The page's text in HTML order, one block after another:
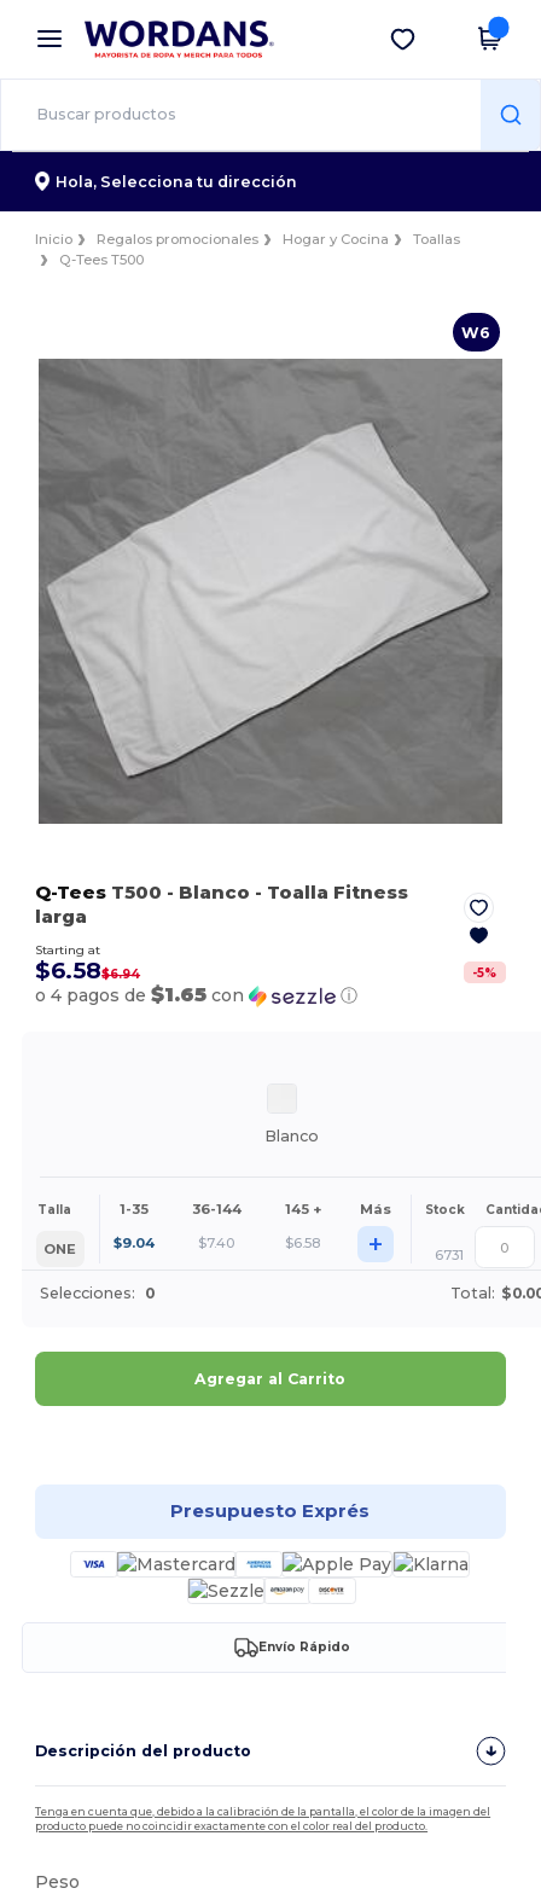
× App de Wordans
¡Mejores precios en app!
Descargar app
Hola, Selecciona tu dirección
Inicio Regalos promocionales Hogar y Cocina
Toallas
Q-Tees T500
W6
Q-Tees T500 - Blanco - Toalla Fitness
larga
Starting at
$6.58$6.94 -5%
o 4 pagos de$1.65 con ⓘ
Blanco
Talla 1-35 36-144 145 + Más Stock
ONE $9.04 $7.40 $6.58 + 6731
Selecciones: 0 Total:
Agregar al Carrito
Presupuesto Exprés
Envío Rápido
Descripción del producto
Tenga en cuenta que, debido a la calibración de la pantalla, el color de la imagen del
producto puede no coincidir exactamente con el color real del producto.
Peso